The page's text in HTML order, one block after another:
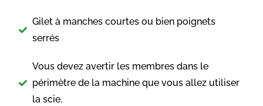
Gilet à manches courtes ou bien poignets
serrés
Vous devez avertir les membres dans le
périmètre de la machine que vous allez utiliser
la scie.